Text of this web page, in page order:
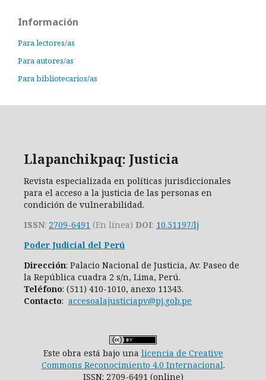
Información
Para lectores/as
Para autores/as
Para bibliotecarios/as
Llapanchikpaq: Justicia
Revista especializada en políticas jurisdiccionales
para el acceso a la justicia de las personas en
condición de vulnerabilidad.
ISSN: 2709-6491 (En línea) DOI: 10.51197/lj
Poder Judicial del Perú
Dirección: Palacio Nacional de Justicia, Av. Paseo de
la República cuadra 2 s/n, Lima, Perú.
Teléfono: (511) 410-1010, anexo 11343.
Contacto: accesoalajusticiapv@pj.gob.pe
Este obra está bajo una licencia de Creative
Commons Reconocimiento 4.0 Internacional.
ISSN: 2709-6491 (online)